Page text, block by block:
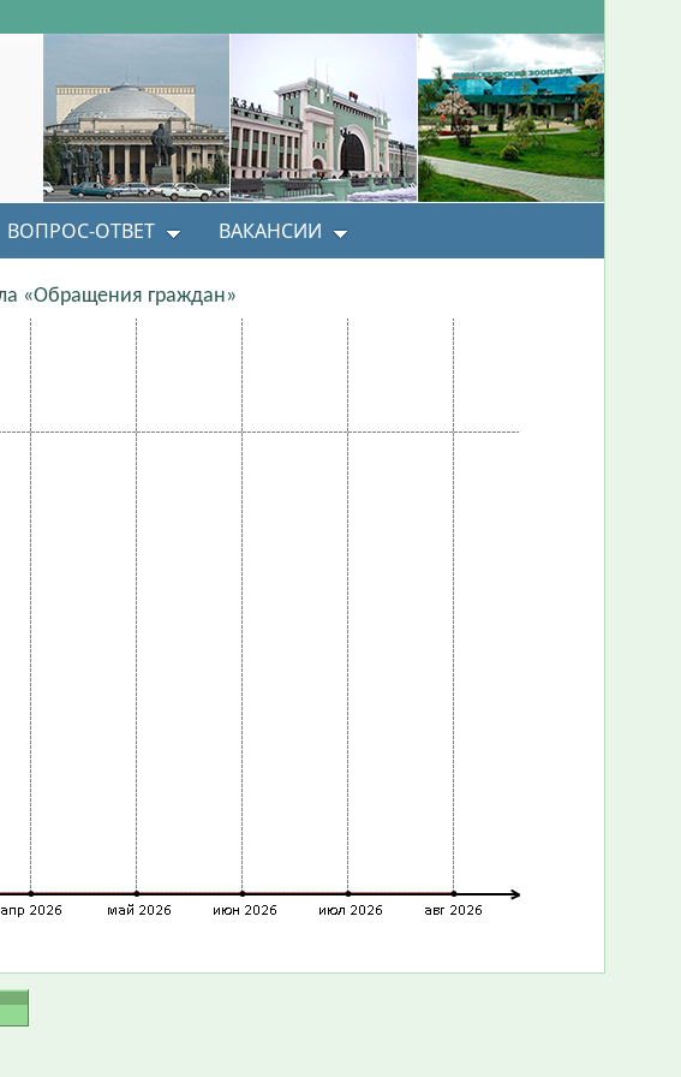
ВОПРОС-ОТВЕТ ВАКАНСИИ
«Обращения граждан»